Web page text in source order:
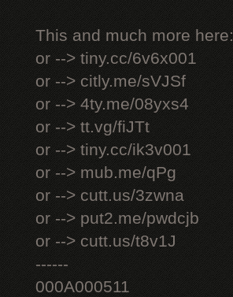
This and much more here:
or --> tiny.cc/6v6x001
or --> citly.me/sVJSf
or --> 4ty.me/08yxs4
or --> tt.vg/fiJTt
or --> tiny.cc/ik3v001
or --> mub.me/qPg
or --> cutt.us/3zwna
or --> put2.me/pwdcjb
or --> cutt.us/t8v1J
------
000A000511